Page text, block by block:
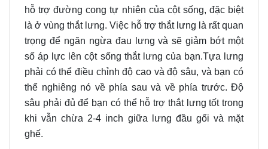
hỗ trợ đường cong tự nhiên của cột sống, đặc biệt
là ở vùng thắt lưng. Việc hỗ trợ thắt lưng là rất quan
trọng để ngăn ngừa đau lưng và sẽ giảm bớt một
số áp lực lên cột sống thắt lưng của bạn.Tựa lưng
phải có thể điều chỉnh độ cao và độ sâu, và bạn có
thể nghiêng nó về phía sau và về phía trước. Độ
sâu phải đủ để bạn có thể hỗ trợ thắt lưng tốt trong
khi vẫn chừa 2-4 inch giữa lưng đầu gối và mặt
ghế.